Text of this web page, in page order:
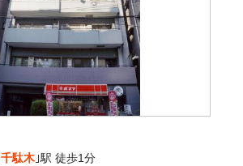
千駄木 ｣駅 徒歩1分